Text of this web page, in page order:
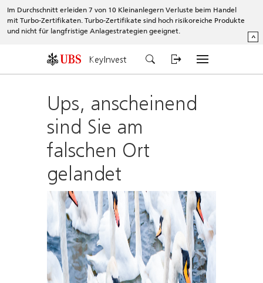
Im Durchschnitt erleiden 7 von 10 Kleinanlegern Verluste beim Handel
mit Turbo-Zertifikaten. Turbo-Zertifikate sind hoch risikoreiche Produkte
und nicht für langfristige Anlagestrategien geeignet.
^
KeyInvest
Ups, anscheinend
sind Sie am
falschen Ort
gelandet